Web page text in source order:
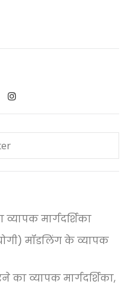
मार्गदर्शिका
मॉडलिंग के व्यापक
का व्यापक मार्गदर्शिका,